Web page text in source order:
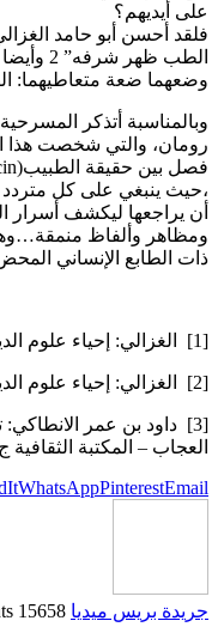
على أيديهم؟
فلقد أحسن أبو حامد
الطب
وضعهما ضعة متعاطيهما:
رومان، والتي شخصت هذا
،حيث ينبغي على كل
أن يراجعها ليكشف أسرار
ومظاهر وألفاظ
ذات الطابع الإنساني
[1] الغزالي: إحياء علوم الدين، ج1 ص 23.
[2] الغزالي: إحياء علوم الدين، ج1 ص 26.
[3] داود بن عمر
العجاب – المكتبة الثقافية ج1 ص 5.
WhatsAppPinterestEmail
جريدة بريس ميديا 15658 posts